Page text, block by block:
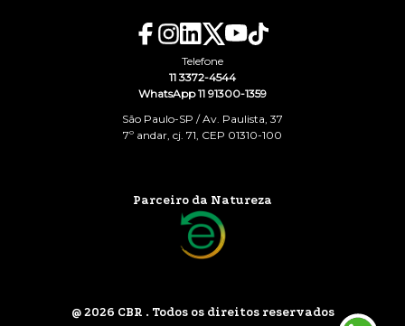
Telefone
11 3372-4544
WhatsApp 11 91300-1359
São Paulo-SP / Av. Paulista, 37
7º andar, cj. 71, CEP 01310-100
Parceiro da Natureza
@ 2026 CBR . Todos os direitos reservados